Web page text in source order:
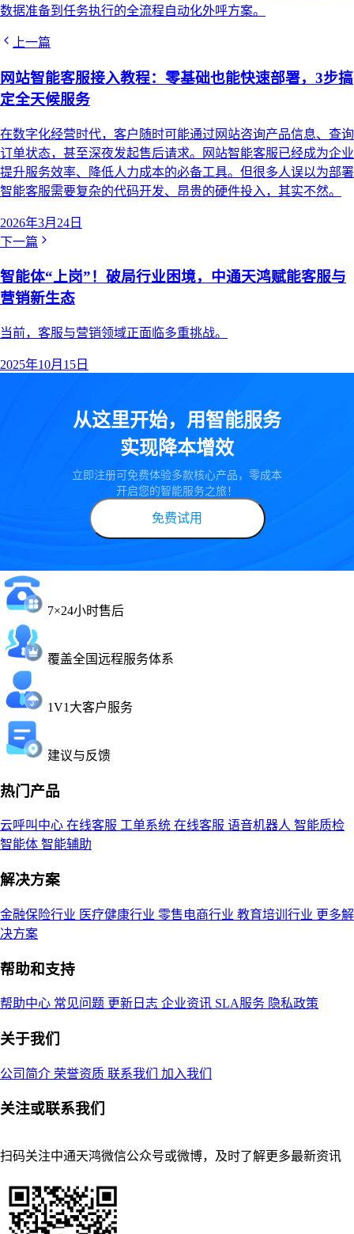
数据准备到任务执行的全流程自动化外呼方案。
上一篇
网站智能客服接入教程：零基础也能快速部署，3步搞
定全天候服务
在数字化经营时代，客户随时可能通过网站咨询产品信息、查询
订单状态，甚至深夜发起售后请求。网站智能客服已经成为企业
提升服务效率、降低人力成本的必备工具。但很多人误以为部署
智能客服需要复杂的代码开发、昂贵的硬件投入，其实不然。
2026年3月24日
下一篇
智能体“上岗”！破局行业困境，中通天鸿赋能客服与
营销新生态
当前，客服与营销领域正面临多重挑战。
2025年10月15日
从这里开始，用智能服务
实现降本增效
立即注册可免费体验多款核心产品，零成本
开启您的智能服务之旅！
免费试用
7×24小时售后
覆盖全国远程服务体系
1V1大客户服务
建议与反馈
热门产品
云呼叫中心 在线客服 工单系统 在线客服 语音机器人 智能质检
智能体 智能辅助
解决方案
金融保险行业 医疗健康行业 零售电商行业 教育培训行业 更多解
决方案
帮助和支持
帮助中心 常见问题 更新日志 企业资讯 SLA服务 隐私政策
关于我们
公司简介 荣誉资质 联系我们 加入我们
关注或联系我们
扫码关注中通天鸿微信公众号或微博，及时了解更多最新资讯